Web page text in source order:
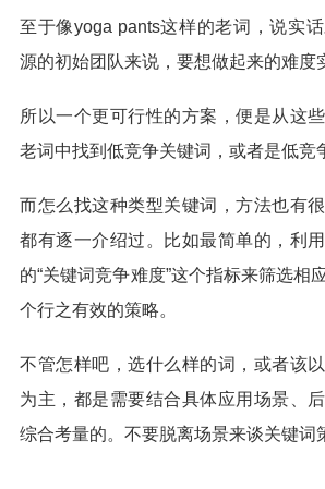
至于像yoga pants这样的老词，说实
源的初始团队来说，要想做起来的难度
所以一个更可行性的方案，便是从这
老词中找到低竞争关键词，或者是低竞
而怎么找这种类型关键词，方法也有
都有逐一介绍过。比如最简单的，利
的“关键词竞争难度”这个指标来筛选相
个行之有效的策略。
不管怎样吧，选什么样的词，或者该
为主，都是需要结合具体应用场景、
综合考量的。不要脱离场景来谈关键词